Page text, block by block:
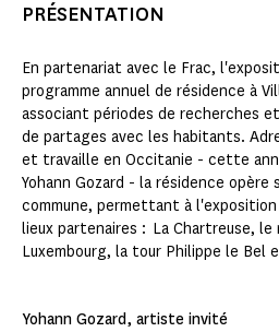
PRÉSENTATION
En partenariat avec le Frac,
programme annuel de résidence à
associant périodes de recherches
de partages avec les habitants.
et travaille en Occitanie - cette
Yohann Gozard - la résidence
commune, permettant à
lieux partenaires : La Chartreuse, le
Luxembourg, la tour Philippe le Bel
Yohann Gozard, artiste invité